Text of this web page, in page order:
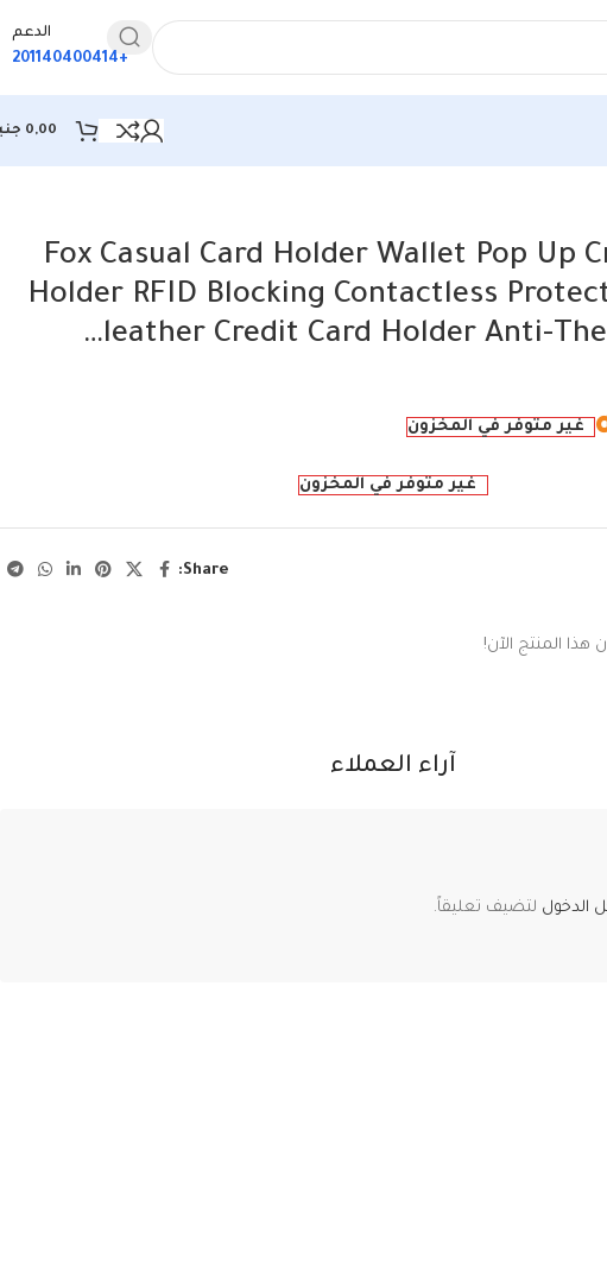
الدعم
+201140400414
0,00
Fox Casual Card Holder Wallet Pop Up
Holder RFID Blocking Contactless
leather Credit Card Holder Anti-
غير متوفر في المخزون
غير متوفر في المخزون
Share:
المنتج الآن!
آراء العملاء
الدخول لتضيف تعليقاً.